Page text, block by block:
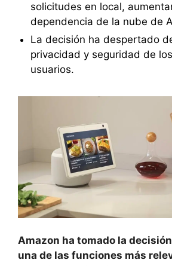
solicitudes en local,
dependencia de la nube de
La decisión ha despertado
privacidad y seguridad de
usuarios.
Amazon ha tomado la
una de las funciones más